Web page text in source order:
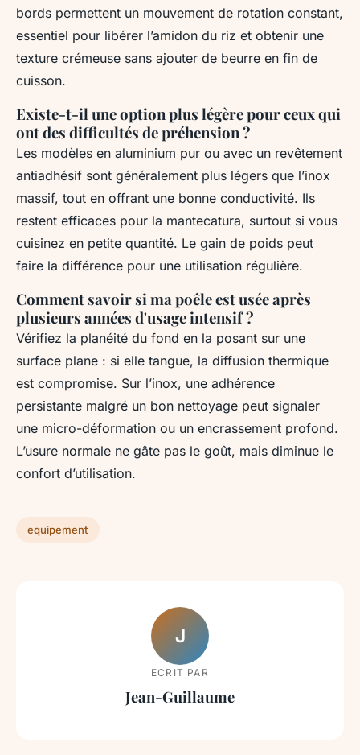
bords permettent un mouvement de rotation constant,
essentiel pour libérer l’amidon du riz et obtenir une
texture crémeuse sans ajouter de beurre en fin de
cuisson.
Existe-t-il une option plus légère pour ceux qui
ont des difficultés de préhension ?
Les modèles en aluminium pur ou avec un revêtement
antiadhésif sont généralement plus légers que l’inox
massif, tout en offrant une bonne conductivité. Ils
restent efficaces pour la mantecatura, surtout si vous
cuisinez en petite quantité. Le gain de poids peut
faire la différence pour une utilisation régulière.
Comment savoir si ma poêle est usée après
plusieurs années d'usage intensif ?
Vérifiez la planéité du fond en la posant sur une
surface plane : si elle tangue, la diffusion thermique
est compromise. Sur l’inox, une adhérence
persistante malgré un bon nettoyage peut signaler
une micro-déformation ou un encrassement profond.
L’usure normale ne gâte pas le goût, mais diminue le
confort d’utilisation.
equipement
J
ECRIT PAR
Jean-Guillaume